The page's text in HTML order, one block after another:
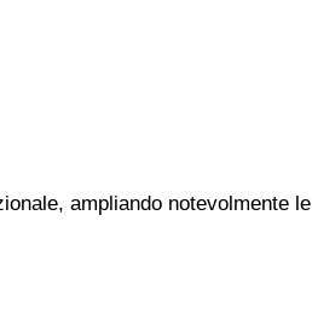
ampliando notevolmente le